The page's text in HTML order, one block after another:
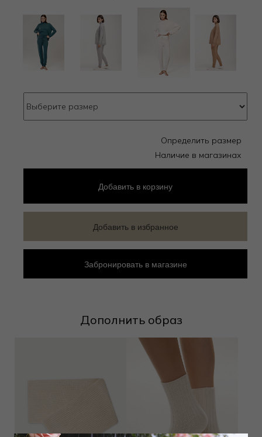
Дополнить образ
Определить размер
Наличие в магазинах
Добавить в корзину
Добавить в избранное
Забронировать в магазине